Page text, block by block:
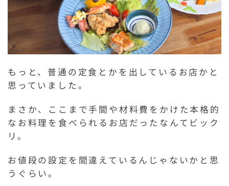
もっと、普通の定食とかを出しているお店かと
思っていました。
まさか、ここまで手間や材料費をかけた本格的
なお料理を食べられるお店だったなんてビック
リ。
お値段の設定を間違えているんじゃないかと思
うぐらい。